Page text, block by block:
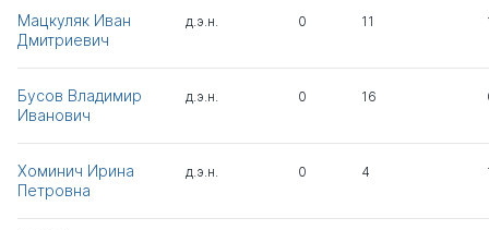
Мацкуляк Иван
Дмитриевич
д.э.н. 0 11
Бусов Владимир
Иванович
д.э.н. 0 16
Хоминич Ирина
Петровна
д.э.н. 0 4